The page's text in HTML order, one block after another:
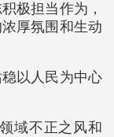
极担当作为，
厚氛围和生动
以人民为中心
域不正之风和